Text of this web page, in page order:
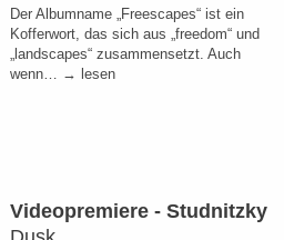
Der Albumname „Freescapes“ ist ein
Kofferwort, das sich aus „freedom“ und
„landscapes“ zusammensetzt. Auch
wenn… → lesen
Videopremiere - Studnitzky